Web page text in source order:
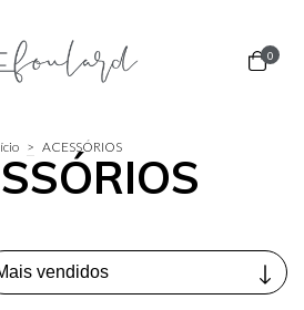
0
> ACESSÓRIOS